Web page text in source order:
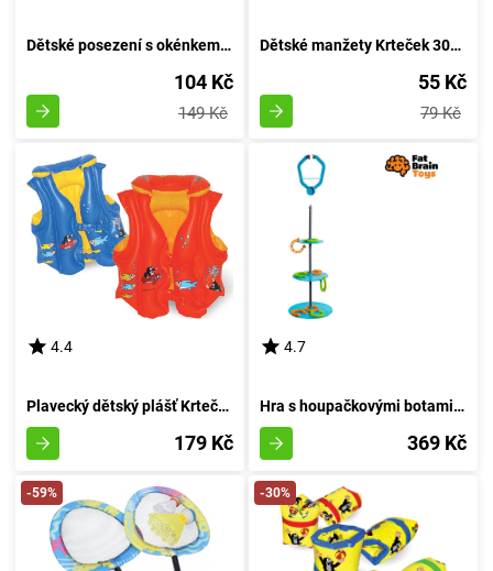
Dětské posezení s okénkem - Krtek 52x75cm
104 Kč
149 Kč
Dětské manžety Krteček 30x15cm
55 Kč
79 Kč
4.4
Plavecký dětský plášť Krteček 45x50 cm
179 Kč
4.7
Hra s houpačkovými botami Swingin' Kopyta od Fat Brain
369 Kč
-59% -30%